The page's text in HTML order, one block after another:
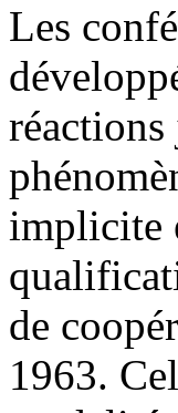
Les
implicite
de
1963.